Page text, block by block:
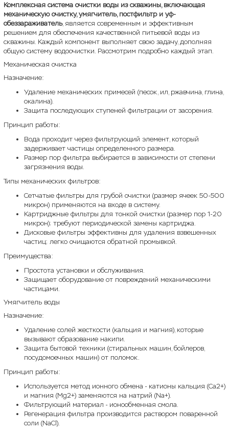
Комплексная система очистки воды из скважины, включающая
механическую очистку, умягчитель, постфильтр и уф-
обеззараживатель, является современным и эффективным
решением для обеспечения качественной питьевой воды из
скважины. Каждый компонент выполняет свою задачу, дополняя
общую систему водоочистки. Рассмотрим подробно каждый этап.
Механическая очистка
Назначение:
Удаление механических примесей (песок, ил, ржавчина, глина,
окалина).
Защита последующих ступеней фильтрации от засорения.
Принцип работы:
Вода проходит через фильтрующий элемент, который
задерживает частицы определенного размера.
Размер пор фильтра выбирается в зависимости от степени
загрязнения воды.
Типы механических фильтров:
Сетчатые фильтры для грубой очистки (размер ячеек 50-500
микрон) применяются на входе в систему.
Картриджные фильтры для тонкой очистки (размер пор 1-20
микрон); требуют периодической замены картриджа.
Дисковые фильтры эффективны для удаления взвешенных
частиц; легко очищаются обратной промывкой.
Преимущества:
Простота установки и обслуживания.
Защищает оборудование от повреждений механическими
частицами.
Умягчитель воды
Назначение:
Удаление солей жесткости (кальция и магния), которые
вызывают образование накипи.
Защита бытовой техники (стиральных машин, бойлеров,
посудомоечных машин) от поломок.
Принцип работы:
Используется метод ионного обмена - катионы кальция (Ca2+)
и магния (Mg2+) заменяются на натрий (Na+).
Фильтрующий материал - ионообменная смола.
Регенерация фильтра производится раствором поваренной
соли (NaCl).